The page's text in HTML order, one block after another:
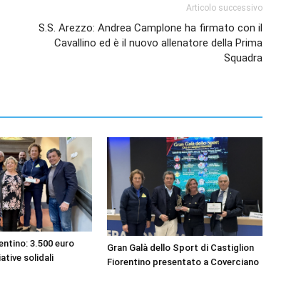
Articolo successivo
S.S. Arezzo: Andrea Camplone ha firmato con il
Cavallino ed è il nuovo allenatore della Prima
Squadra
3.500 euro
solidali
Gran Galà dello Sport di Castiglion
Fiorentino presentato a Coverciano